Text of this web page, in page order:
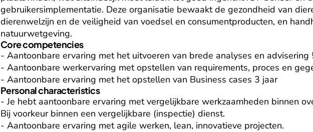
gebruikersimplementatie. Deze organisatie bewaakt de gezondheid van
dierenwelzijn en de veiligheid van voedsel en consumentproducten, en
natuurwetgeving.
Core competencies
- Aantoonbare ervaring met het uitvoeren van brede analyses en advisering
- Aantoonbare werkervaring met opstellen van requirements, proces en
- Aantoonbare ervaring met het opstellen van Business cases 3 jaar
Personal characteristics
- Je hebt aantoonbare ervaring met vergelijkbare werkzaamheden binnen
Bij voorkeur binnen een vergelijkbare (inspectie) dienst.
- Aantoonbare ervaring met agile werken, lean, innovatieve projecten.